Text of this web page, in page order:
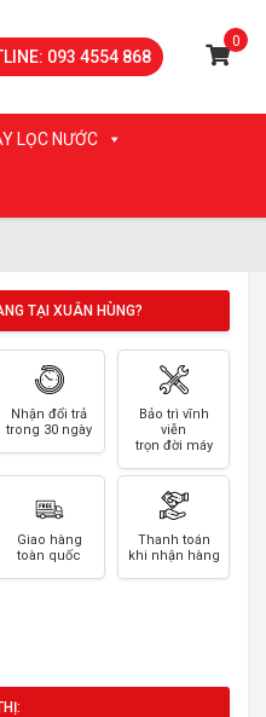
093 4554 868
0
LỌC NƯỚC
TẠI XUÂN HÙNG?
Nhận đổi trả
trong 30 ngày
Bảo trì vĩnh
viễn
trọn đời máy
Giao hàng
toàn quốc
Thanh toán
khi nhận hàng